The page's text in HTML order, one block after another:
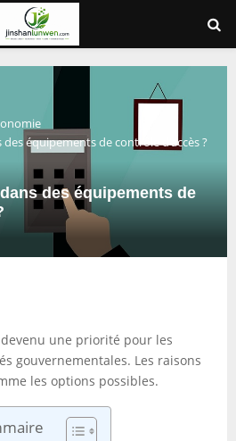
équipements de contrôle d’accès ?
des équipements de
devenu une priorité pour les
gouvernementales. Les raisons
les options possibles.